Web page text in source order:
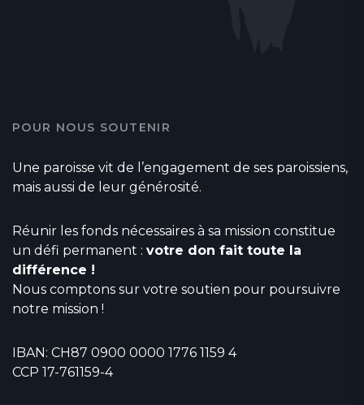
POUR NOUS SOUTENIR
Une paroisse vit de l’engagement de ses paroissiens,
mais aussi de leur générosité.
Réunir les fonds nécessaires à sa mission constitue
un défi permanent : votre don fait toute la
différence !
Nous comptons sur votre soutien pour poursuivre
notre mission !
IBAN: CH87 0900 0000 1776 1159 4
CCP 17-761159-4